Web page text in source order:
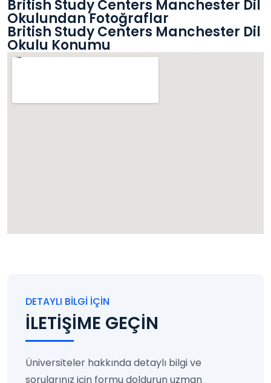
British Study Centers Manchester Dil
Okulundan Fotoğraflar
British Study Centers Manchester Dil
Okulu Konumu
DETAYLI BILGI İÇIN
İLETİŞİME GEÇİN
Üniversiteler hakkında detaylı bilgi ve
sorularınız için formu doldurun uzman